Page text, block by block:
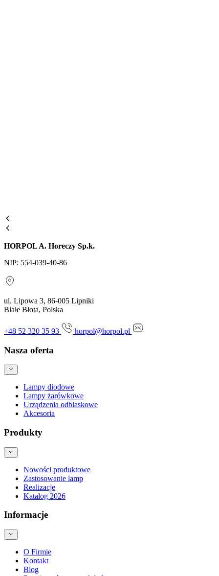
HORPOL A. Horeczy Sp.k.
NIP: 554-039-40-86
ul. Lipowa 3, 86-005 Lipniki
Białe Błota, Polska
+48 52 320 35 93 horpol@horpol.pl
Nasza oferta
Lampy diodowe
Lampy żarówkowe
Urządzenia odblaskowe
Akcesoria
Produkty
Nowości produktowe
Zastosowanie lamp
Realizacje
Katalog 2026
Informacje
O Firmie
Kontakt
Blog